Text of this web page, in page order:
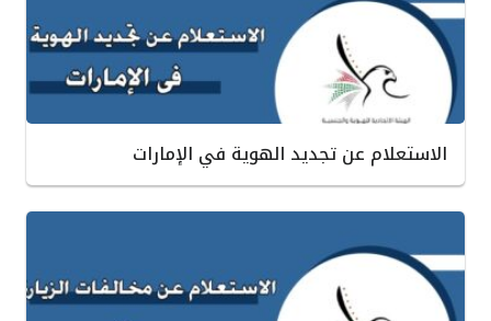
الاستعلام عن تجديد الهوية في الإمارات